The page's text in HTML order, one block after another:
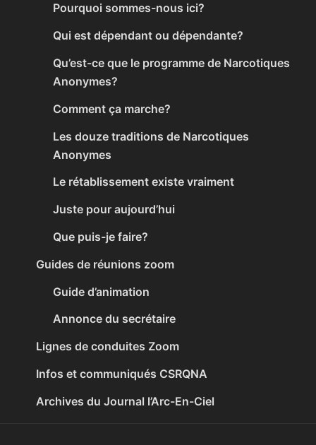
Pourquoi sommes-nous ici?
Qui est dépendant ou dépendante?
Qu’est-ce que le programme de Narcotiques
Anonymes?
Comment ça marche?
Les douze traditions de Narcotiques
Anonymes
Le rétablissement existe vraiment
Juste pour aujourd’hui
Que puis-je faire?
Guides de réunions zoom
Guide d’animation
Annonce du secrétaire
Lignes de conduites Zoom
Infos et communiqués CSRQNA
Archives du Journal l’Arc-En-Ciel